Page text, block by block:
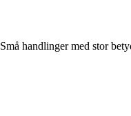
Små handlinger med stor